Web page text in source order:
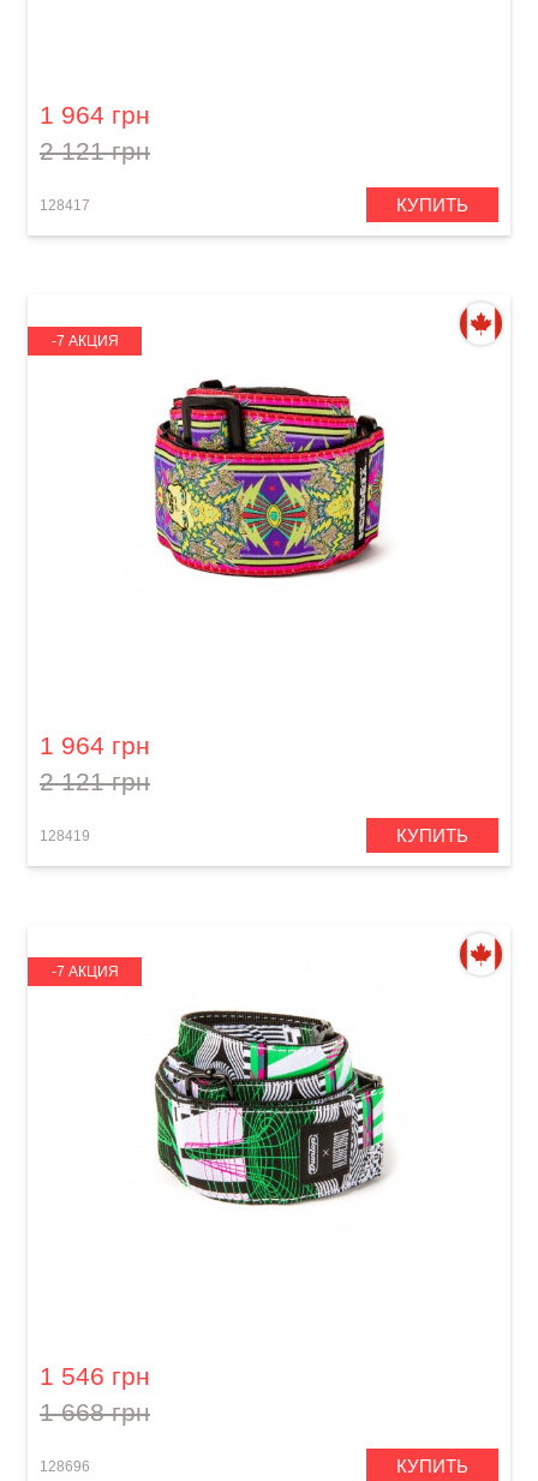
1 964 грн
2 121 грн
128417 КУПИТЬ
-7 АКЦИЯ
1 964 грн
2 121 грн
128419 КУПИТЬ
-7 АКЦИЯ
1 546 грн
1 668 грн
128696 КУПИТЬ